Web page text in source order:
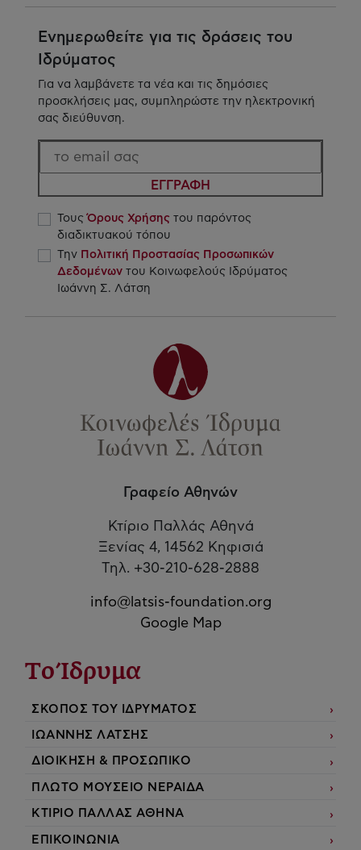
Ενημερωθείτε για τις δράσεις του
Ιδρύματος
Για να λαμβάνετε τα νέα και τις δημόσιες
προσκλήσεις μας, συμπληρώστε την ηλεκτρονική
σας διεύθυνση.
ΕΓΓΡΑΦΗ
ΤουςΌρους Χρήσης του παρόντος
διαδικτυακού τόπου
Την Πολιτική Προστασίας Προσωπικών
Δεδομένων του Κοινωφελούς Ιδρύματος
Ιωάννη Σ. Λάτση
Γραφείο Αθηνών
Κτίριο Παλλάς Αθηνά
Ξενίας 4, 14562 Κηφισιά
Τηλ. +30-210-628-2888
info@latsis-foundation.org
Google Map
Το Ίδρυμα
ΣΚΟΠΟΣ ΤΟΥ ΙΔΡΥΜΑΤΟΣ
ΙΩΑΝΝΗΣ ΛΑΤΣΗΣ
ΔΙΟΙΚΗΣΗ & ΠΡΟΣΩΠΙΚΟ
ΠΛΩΤΟ ΜΟΥΣΕΙΟ ΝΕΡΑΙΔΑ
ΚΤΙΡΙΟ ΠΑΛΛΑΣ ΑΘΗΝΑ
ΕΠΙΚΟΙΝΩΝΙΑ